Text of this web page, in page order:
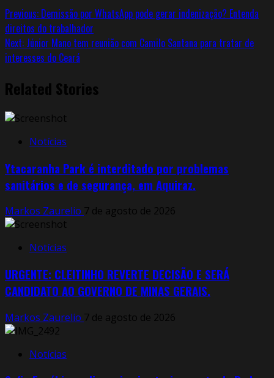
Previous: Demissão por WhatsApp pode gerar indenização? Entenda
direitos do trabalhador
Next: Júnior Mano tem reunião com Camilo Santana para tratar de
interesses do Ceará
Related Stories
Notícias
Ytacaranha Park é interditado por problemas
sanitários e de segurança, em Aquiraz.
Markos Zaurelio 7 de agosto de 2026
Notícias
URGENTE: CLEITINHO REVERTE DECISÃO E SERÁ
CANDIDATO AO GOVERNO DE MINAS GERAIS.
Markos Zaurelio 7 de agosto de 2026
Notícias